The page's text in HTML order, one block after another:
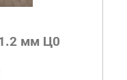
мм Ц0